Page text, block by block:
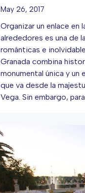
May 26, 2017
Organizar un enlace en
alrededores es una de
románticas e
Granada combina
monumental única y un
que va desde la
Vega. Sin embargo,